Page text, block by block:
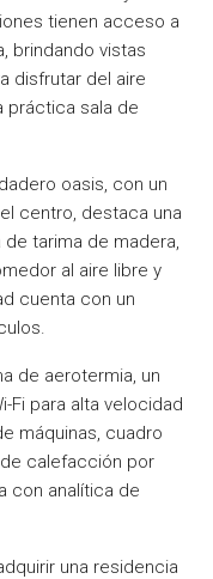
tienen acceso a
brindando vistas
disfrutar del aire
práctica sala de
oasis, con un
centro, destaca una
tarima de madera,
al aire libre y
cuenta con un
de aerotermia, un
Fi para alta velocidad
máquinas, cuadro
calefacción por
con analítica de
una residencia